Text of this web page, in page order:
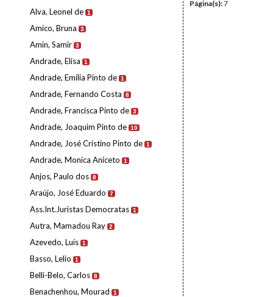
Alva, Leonel de 1
Amico, Bruna 3
Amin, Samir 3
Andrade, Elisa 1
Andrade, Emília Pinto de 1
Andrade, Fernando Costa 8
Andrade, Francisca Pinto de 3
Andrade, Joaquim Pinto de 10
Andrade, José Cristino Pinto de 1
Andrade, Monica Aniceto 1
Anjos, Paulo dos 8
Araújo, José Eduardo 7
Ass.Int.Juristas Democratas 1
Autra, Mamadou Ray 2
Azevedo, Luís 1
Basso, Lelio 1
Belli-Belo, Carlos 8
Benachenhou, Mourad 1
Página(s):7